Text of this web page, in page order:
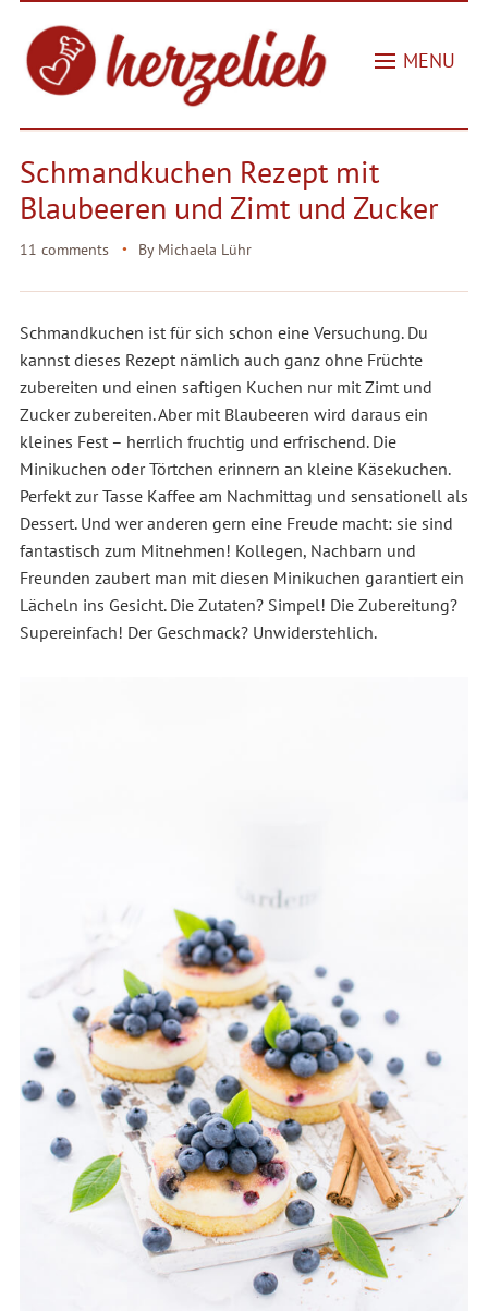
MENU
Schmandkuchen Rezept mit
Blaubeeren und Zimt und Zucker
11 comments By Michaela Lühr
Schmandkuchen ist für sich schon eine Versuchung. Du
kannst dieses Rezept nämlich auch ganz ohne Früchte
zubereiten und einen saftigen Kuchen nur mit Zimt und
Zucker zubereiten. Aber mit Blaubeeren wird daraus ein
kleines Fest – herrlich fruchtig und erfrischend. Die
Minikuchen oder Törtchen erinnern an kleine Käsekuchen.
Perfekt zur Tasse Kaffee am Nachmittag und sensationell als
Dessert. Und wer anderen gern eine Freude macht: sie sind
fantastisch zum Mitnehmen! Kollegen, Nachbarn und
Freunden zaubert man mit diesen Minikuchen garantiert ein
Lächeln ins Gesicht. Die Zutaten? Simpel! Die Zubereitung?
Supereinfach! Der Geschmack? Unwiderstehlich.